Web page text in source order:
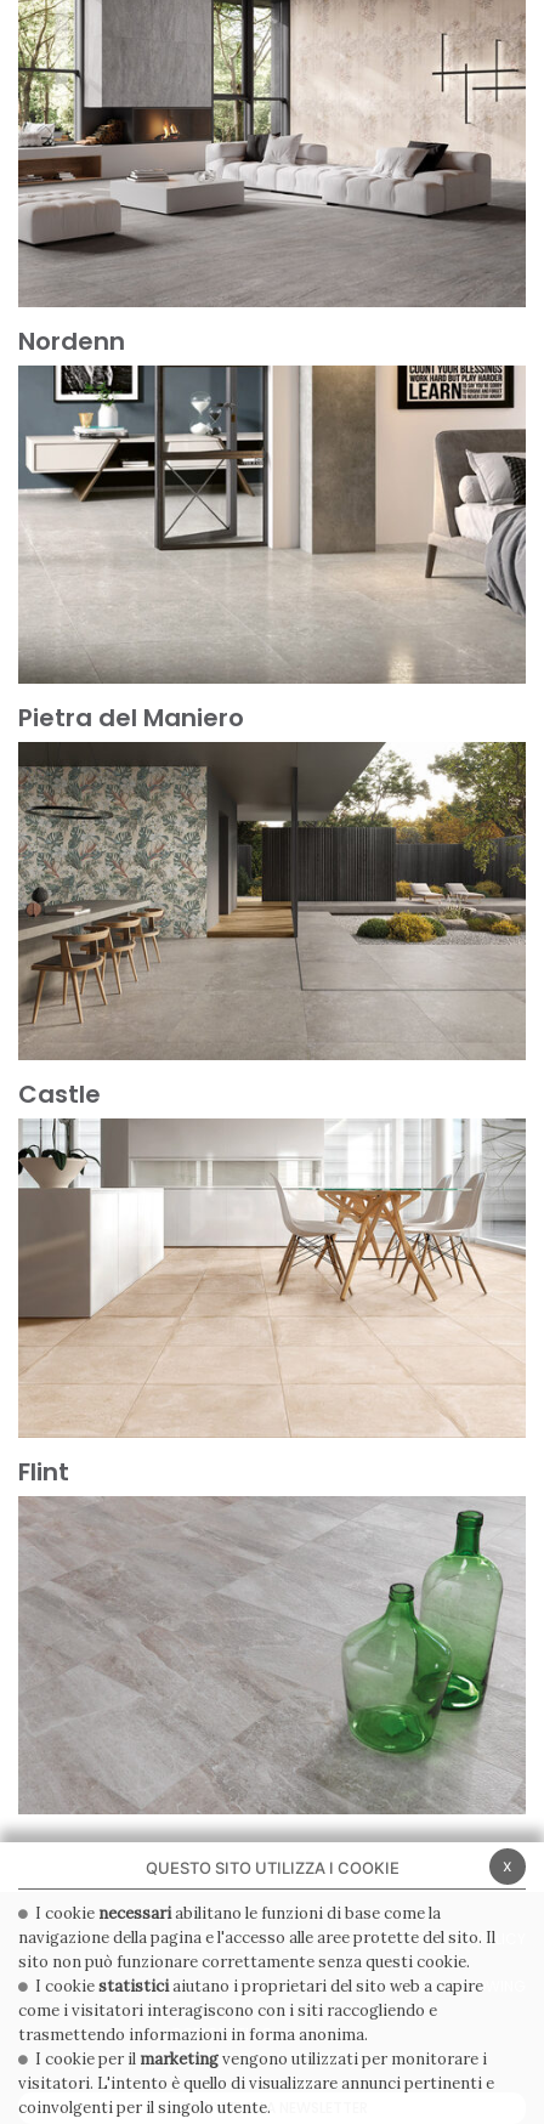
Scopri di più
Scopri di più
Nordenn
Scopri di più
Pietra del Maniero
Scopri di più
Castle
Scopri di più
Flint
PRIVACY POLICY COOKIE POLICY
CONDIZIONI GENERALI WHISTLEBLOWING
CODICE ETICO
ISCRIVITI ALLA NEWSLETTER
x
QUESTO SITO UTILIZZA I COOKIE
I cookie necessariabilitano le funzioni di base come la
navigazione della pagina e l'accesso alle aree protette del sito. Il
sito non può funzionare correttamente senza questi cookie.
I cookiestatisticiaiutano i proprietari del sito web a capire
come i visitatori interagiscono con i siti raccogliendo e
trasmettendo informazioni in forma anonima.
I cookie per il marketingvengono utilizzati per monitorare i
visitatori. L'intento è quello di visualizzare annunci pertinenti e
coinvolgenti per il singolo utente.